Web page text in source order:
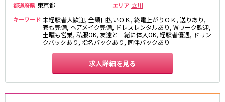
都道府県 東京都 エリア 立川
キーワード 未経験者大歓迎, 全額日払いＯＫ, 終電上がりＯＫ, 送りあり,
寮も完備, ヘアメイク完備, ドレスレンタルあり, Wワーク歓迎,
土曜も営業, 私服OK, 友達と一緒に体入OK, 経験者優遇, ドリン
クバックあり, 指名バックあり, 同伴バックあり
求人詳細を見る
千葉中央駅
京成千葉駅
京成津田沼駅
京成稲毛駅
京成幕張本郷駅
北千住駅
新越谷駅